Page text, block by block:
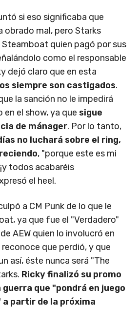
si eso significaba que
obrado mal, pero Starks
quien pagó por sus
como el responsable
dejó claro que en esta
siempre son castigados.
la sanción no le impedirá
el show, ya que sigue
de mánager. Por lo tanto,
no luchará sobre el ring,
, "porque este es mi
todos acabaréis
el heel.
a CM Punk de lo que le
ya que fue el "Verdadero"
AEW quien lo involucró en
que perdió, y que
así, éste nunca será "The
Ricky finalizó su promo
que "pondrá en juego
partir de la próxima